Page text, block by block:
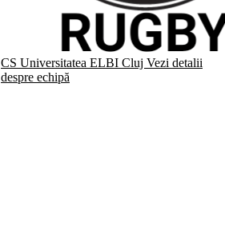
CS Universitatea ELBI Cluj Vezi detalii
despre echipă